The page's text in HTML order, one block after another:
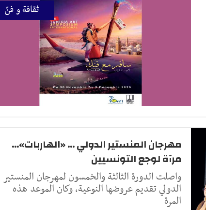
ثقافة و فنّ
مهرجان المنستير الدولي ... «الهاربات»...
مرآة لوجع التونسيين
واصلت الدورة الثالثة والخمسون لمهرجان المنستير
الدولي تقديم عروضها النوعية، وكان الموعد هذه
المرة